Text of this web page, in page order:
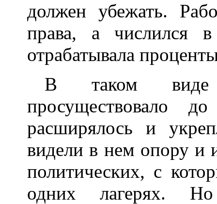
должен убежать.
права, а числился
отрабатывала
В таком виде
просуществовало
расширялось и
видели в нем опору и
политических, с
одних лагерях.